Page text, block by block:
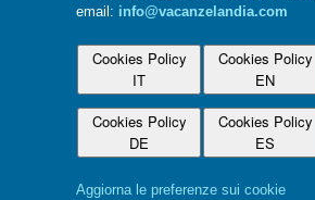
email: info@vacanzelandia.com
Cookies Policy
IT
Cookies Policy
EN
Cookies Policy
DE
Cookies Policy
ES
Aggiorna le preferenze sui cookie